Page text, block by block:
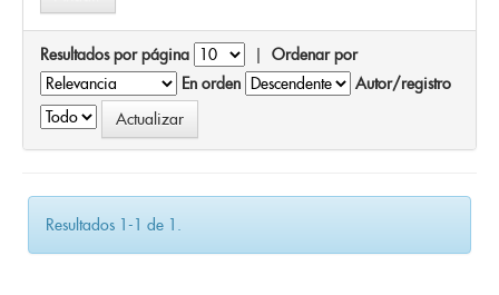
Resultados por página | Ordenar por
En orden
Autor/registro
Resultados 1-1 de 1.